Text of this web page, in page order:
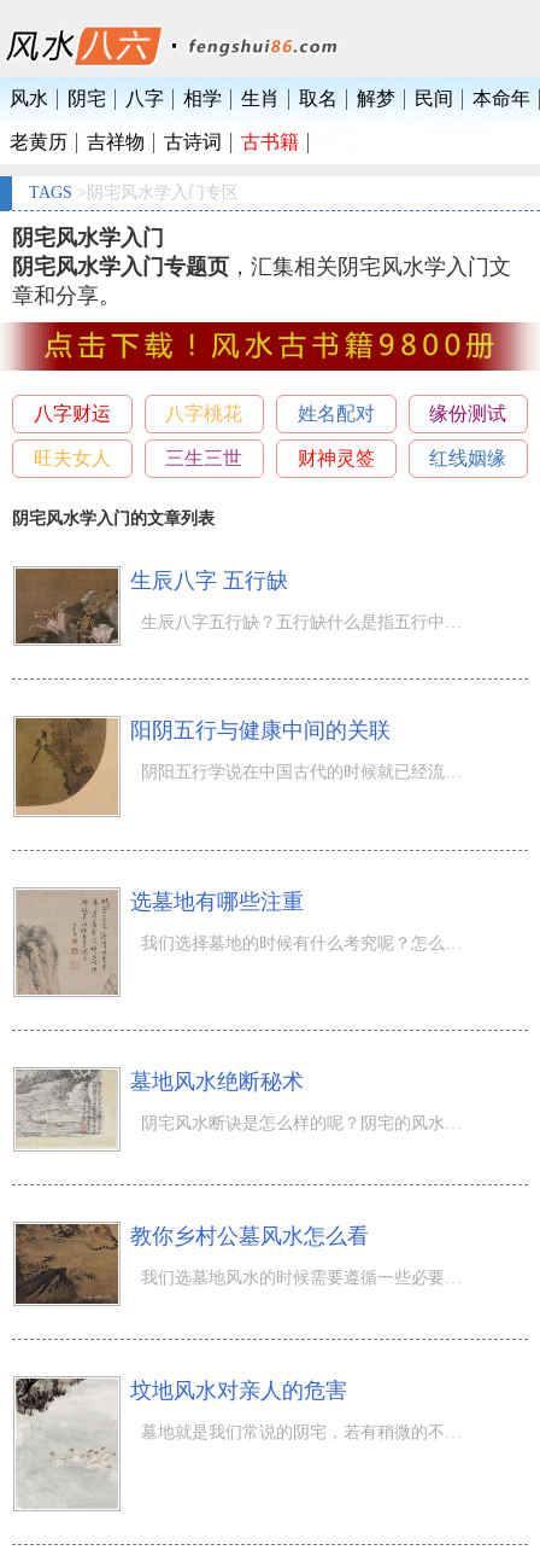
风水 阴宅 八字 相学 生肖 取名 解梦 民间 本命年
老黄历 吉祥物 古诗词 古书籍
TAGS >阴宅风水学入门专区
阴宅风水学入门
阴宅风水学入门专题页 ，汇集相关阴宅风水学入门文
章和分享。
八字财运 八字桃花 姓名配对 缘份测试
旺夫女人 三生三世 财神灵签 红线姻缘
阴宅风水学入门的文章列表
生辰八字 五行缺
生辰八字五行缺？五行缺什么是指五行中的金木水火土元素少一个，或所占的比例比较少，怎么看出来？下面教大
阳阴五行与健康中间的关联
选墓地有哪些注重
墓地风水绝断秘术
阴宅风水断诀是怎么样的呢？阴宅的风水怎么看呢？想知道更多关于阴宅风水绝断秘法，就来看看下面的相关文章
教你乡村公墓风水怎么看
坟地风水对亲人的危害